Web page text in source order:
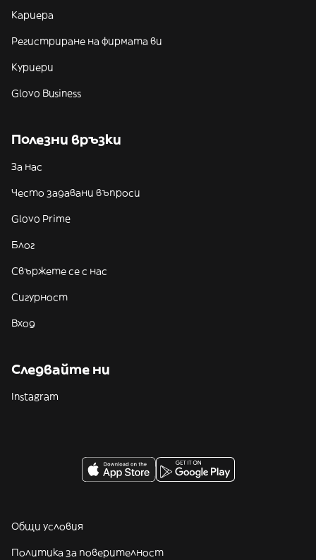
Кариера
Регистриране на фирмата ви
Куриери
Glovo Business
Полезни връзки
За нас
Често задавани въпроси
Glovo Prime
Блог
Свържете се с нас
Сигурност
Вход
Следвайте ни
Instagram
Общи условия
Политика за поверителност